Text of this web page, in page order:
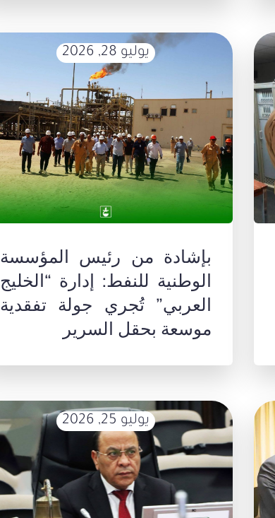
يوليو 28, 2026
بإشادة من رئيس المؤسسة
الوطنية للنفط: إدارة “الخليج
العربي” تُجري جولة تفقدية
موسعة بحقل السرير
يوليو 25, 2026